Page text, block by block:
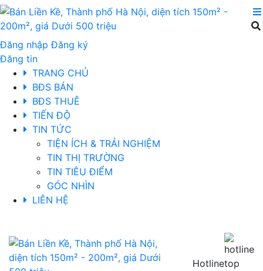
Đăng nhập Đăng ký
Đăng tin
TRANG CHỦ
BĐS BÁN
BĐS THUÊ
TIẾN ĐỘ
TIN TỨC
TIỆN ÍCH & TRẢI NGHIỆM
TIN THỊ TRƯỜNG
TIN TIÊU ĐIỂM
GÓC NHÌN
LIÊN HỆ
Hotline